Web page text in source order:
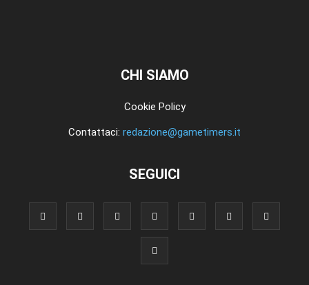
CHI SIAMO
Cookie Policy
Contattaci: redazione@gametimers.it
SEGUICI